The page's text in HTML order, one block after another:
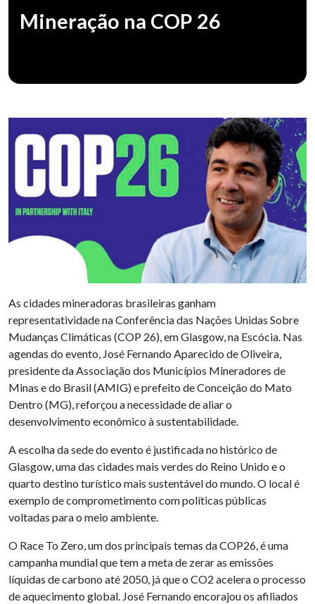
Mineração na COP 26
As cidades mineradoras brasileiras ganham
representatividade na Conferência das Nações Unidas Sobre
Mudanças Climáticas (COP 26), em Glasgow, na Escócia. Nas
agendas do evento, José Fernando Aparecido de Oliveira,
presidente da Associação dos Municípios Mineradores de
Minas e do Brasil (AMIG) e prefeito de Conceição do Mato
Dentro (MG), reforçou a necessidade de aliar o
desenvolvimento econômico à sustentabilidade.
A escolha da sede do evento é justificada no histórico de
Glasgow, uma das cidades mais verdes do Reino Unido e o
quarto destino turístico mais sustentável do mundo. O local é
exemplo de comprometimento com políticas públicas
voltadas para o meio ambiente.
O Race To Zero, um dos principais temas da COP26, é uma
campanha mundial que tem a meta de zerar as emissões
líquidas de carbono até 2050, já que o CO2 acelera o processo
de aquecimento global. José Fernando encorajou os afiliados